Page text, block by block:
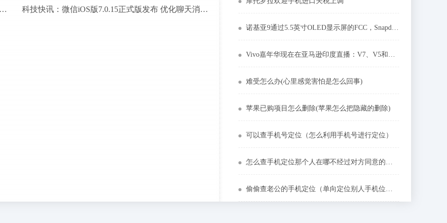
题：5月10日答案最新每日答题答案大全 科技快讯：微信iOS版7.0.15正式版发布 优化聊天消息操作选项
诺基亚9通过5.5英寸OLED显示屏的FCC，Snapdragon 835 SoC
Vivo嘉年华现在在亚马逊印度直播：V7、V5和更多手机的顶级交易
难受怎么办(心里感觉害怕是怎么回事)
苹果已购项目怎么删除(苹果怎么把隐藏的删除)
可以查手机号定位（怎么利用手机号进行定位）
怎么查手机定位那个人在哪不经过对方同意的（如何找手机定位）
偷偷查老公的手机定位（单向定位别人手机位置）